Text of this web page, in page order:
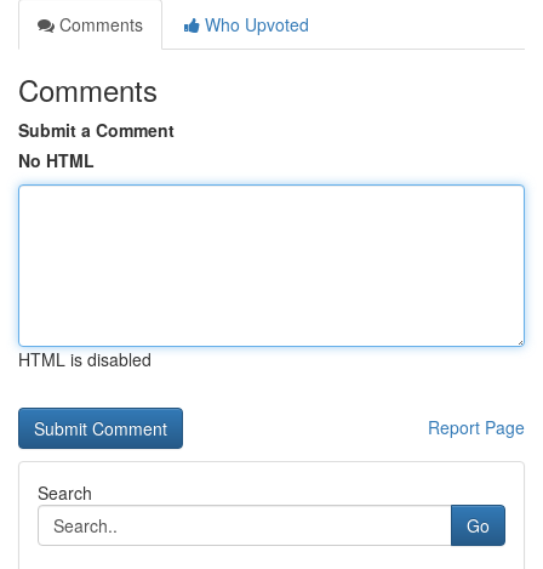
Comments
Who Upvoted
Comments
Submit a Comment
No HTML
HTML is disabled
Report Page
Search
Go